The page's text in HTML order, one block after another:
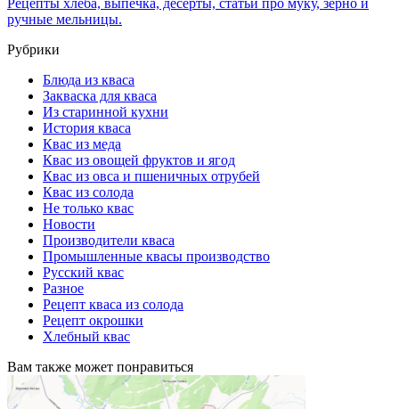
Рецепты хлеба, выпечка, десерты, статьи про муку, зерно и
ручные мельницы.
Рубрики
Блюда из кваса
Закваска для кваса
Из старинной кухни
История кваса
Квас из меда
Квас из овощей фруктов и ягод
Квас из овса и пшеничных отрубей
Квас из солода
Не только квас
Новости
Производители кваса
Промышленные квасы производство
Русский квас
Разное
Рецепт кваса из солода
Рецепт окрошки
Хлебный квас
Вам также может понравиться